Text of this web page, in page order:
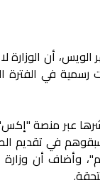
أن
رسمية في
عبر منصة
في تقديم
أن وزارة